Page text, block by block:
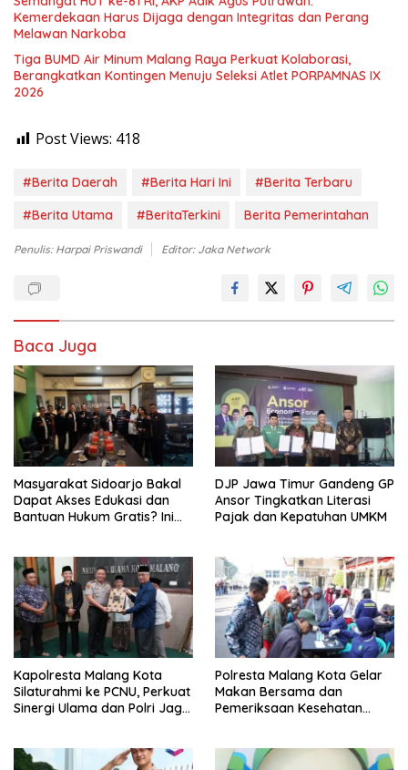
Kemerdekaan Harus Dijaga dengan Integritas dan Perang
Melawan Narkoba
Tiga BUMD Air Minum Malang Raya Perkuat Kolaborasi,
Berangkatkan Kontingen Menuju Seleksi Atlet PORPAMNAS IX
2026
Post Views: 418
#Berita Daerah #Berita Hari Ini
#Berita Terbaru
#Berita Utama
#BeritaTerkini Berita Pemerintahan
Penulis: Harpai Priswandi Editor: Jaka Network
Baca Juga
Masyarakat Sidoarjo Bakal
Dapat Akses Edukasi dan
Bantuan Hukum Gratis? Ini
DJP Jawa Timur Gandeng GP
Ansor Tingkatkan Literasi
Pajak dan Kepatuhan UMKM
Kapolresta Malang Kota
Silaturahmi ke PCNU, Perkuat
Sinergi Ulama dan Polri Jaga
Polresta Malang Kota Gelar
Makan Bersama dan
Pemeriksaan Kesehatan